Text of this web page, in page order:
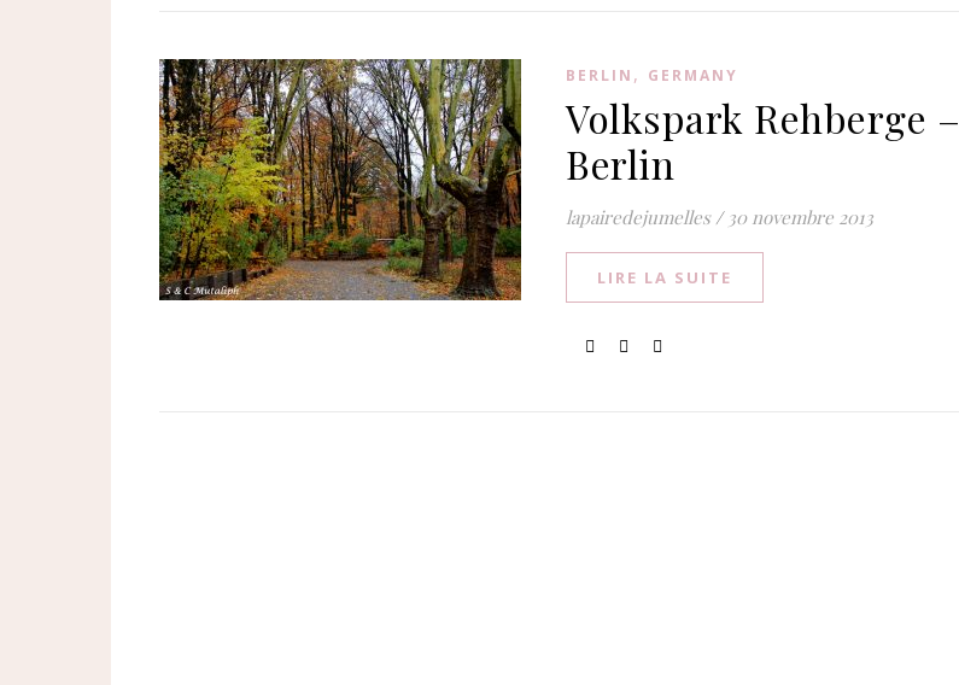
BERLIN , GERMANY
Volkspark Rehberge –
Berlin
lapairedejumelles / 30 novembre 2013
LIRE LA SUITE